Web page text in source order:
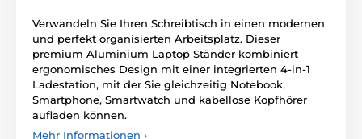
Verwandeln Sie Ihren Schreibtisch in einen modernen
und perfekt organisierten Arbeitsplatz. Dieser
premium Aluminium Laptop Ständer kombiniert
ergonomisches Design mit einer integrierten 4-in-1
Ladestation, mit der Sie gleichzeitig Notebook,
Smartphone, Smartwatch und kabellose Kopfhörer
aufladen können.
Mehr Informationen ›